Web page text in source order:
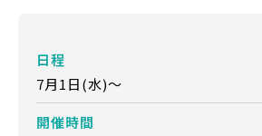
日程
7月1日(水)～
開催時間